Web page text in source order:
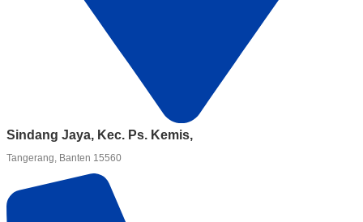
Sindang Jaya, Kec. Ps. Kemis,
Tangerang, Banten 15560